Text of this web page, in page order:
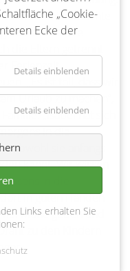
die Familie möchte
Gäbe es die
die Eltern getrennt
Ferienzeit
„Es ist toll, dass wir
Urlaub zu machen“,
„Isabel hat sich
in die
obwohl sie anfangs
kennt. Wir wissen
in die
in guten Händen
Mühe geben und
zu den Kindern
„Cookie-
Ecke der
Details einblenden
Details einblenden
Links erhalten Sie